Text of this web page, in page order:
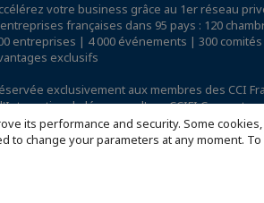
its performance and security. Some
to change your parameters at any moment.
votre business grâce au 1er réseau
françaises dans 95 pays : 120
entreprises | 4 000 événements | 300
exclusifs
exclusivement aux membres des CCI
découvrez l'app CCIFI Connect.